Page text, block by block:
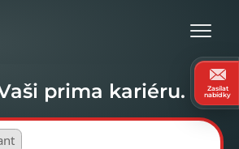
prima kariéru.
Zasílat
nabídky